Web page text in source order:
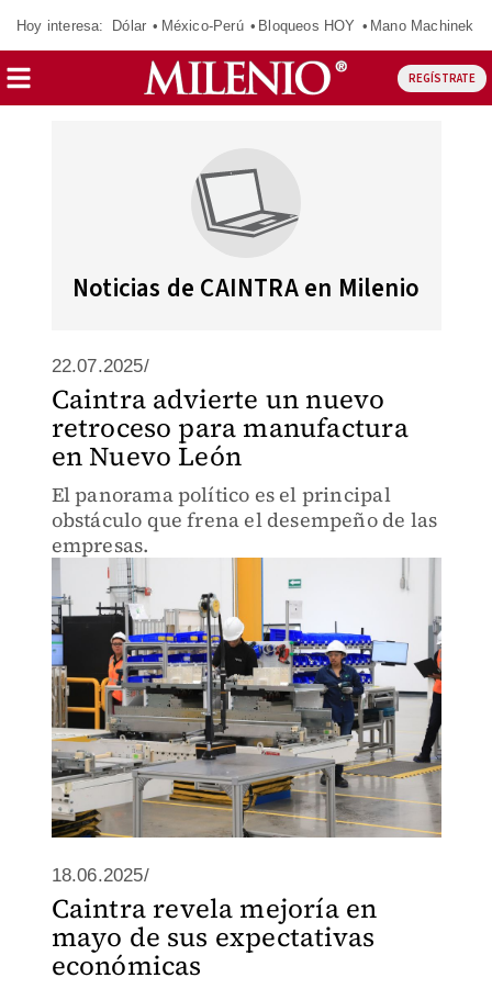
Hoy interesa: Dólar México-Perú Bloqueos HOY Mano Machinek
REGÍSTRATE
Noticias de CAINTRA en Milenio
22.07.2025/
Caintra advierte un nuevo
retroceso para manufactura
en Nuevo León
El panorama político es el principal
obstáculo que frena el desempeño de las
empresas.
18.06.2025/
Caintra revela mejoría en
mayo de sus expectativas
económicas